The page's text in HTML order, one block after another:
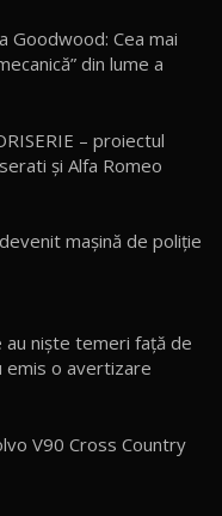
Drive AutoBlog.MD
AutoBlog.MD
și Confortabil
/ AutoBlog.MD
Defender Testat în
Goodwood: Cea mai
din lume a
– proiectul
și Alfa Romeo
maşină de poliţie
niște temeri față de
emis o avertizare
V90 Cross Country